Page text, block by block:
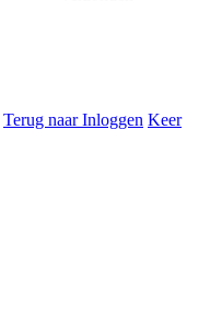
Terug naar Inloggen Keer